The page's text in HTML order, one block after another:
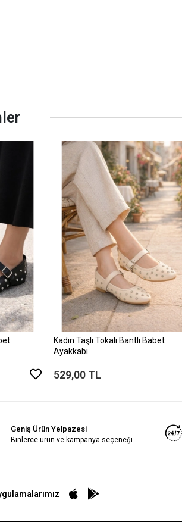
Kadın Taşlı Tokalı Bantlı Babet
Ayakkabı
529,00 TL
Geniş Ürün Yelpazesi
Binlerce ürün ve kampanya seçeneği